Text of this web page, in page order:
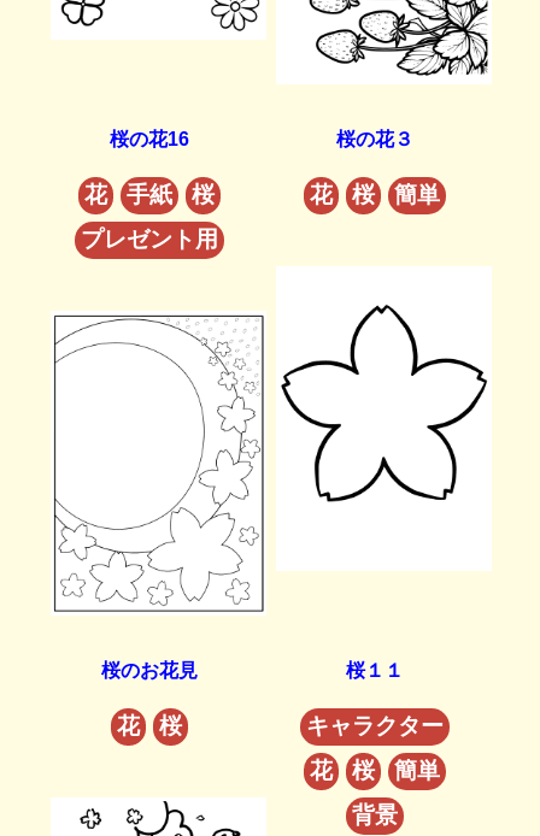
桜の花16
花 手紙
桜
プレゼント用
桜の花３
花 桜 簡単
桜のお花見
花 桜
桜１１
キャラクター
花
桜
簡単
背景